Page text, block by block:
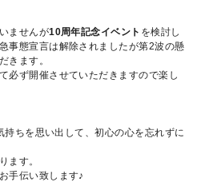
ませんが10周年記念イベント を検討し
事態宣言は解除されましたが第2波の懸
きます。
必ず開催させていただきますので楽し
ちを思い出して、初心の心を忘れずに
ます。
手伝い致します♪